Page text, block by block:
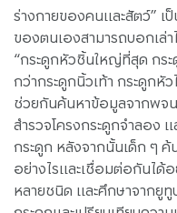
ร่างกายของคนและสัตว์” เ
ของตนเองสามารถบอกเล่
“กระดูกหัวชิ้นใหญ่ที่สุด กร
กว่ากระดูกนิ้วเท้า กระดูกหั
ช่วยกันค้นหาข้อมูลจากพจ
สำรวจโครงกระดูกจำลอง
กระดูก หลังจากนั้นเด็ก ๆ
อย่างไรและเชื่อมต่อกันได้
หลายชนิด และศึกษาจากยู